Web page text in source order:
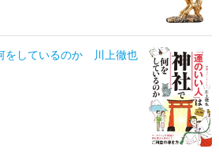
をしているのか 川上徹也